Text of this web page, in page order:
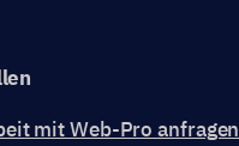
mit Web-Pro anfragen